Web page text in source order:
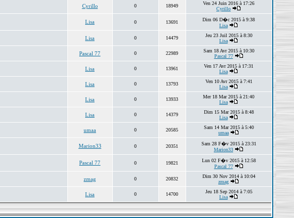
Cyrillo 0 18949
Ven 24 Juin 2016 à 17:26
Cyrillo
Lisa 0 13691
Dim 06 D�c 2015 à 9:38
Lisa
Lisa 0 14479
Jeu 23 Juil 2015 à 8:30
Lisa
Pascal 77 0 22989
Sam 18 Avr 2015 à 10:30
Pascal 77
Lisa 0 13961
Ven 17 Avr 2015 à 17:31
Lisa
Lisa 0 13793
Ven 10 Avr 2015 à 7:41
Lisa
Lisa 0 13933
Mer 18 Mar 2015 à 21:40
Lisa
Lisa 0 14379
Dim 15 Mar 2015 à 8:48
Lisa
umaa 0 20585
Sam 14 Mar 2015 à 5:40
umaa
Marion33 0 20351
Sam 28 F�v 2015 à 23:31
Marion33
Pascal 77 0 19821
Lun 02 F�v 2015 à 12:58
Pascal 77
zmag 0 20832
Dim 30 Nov 2014 à 10:04
zmag
Lisa 0 14700
Jeu 18 Sep 2014 à 7:05
Lisa